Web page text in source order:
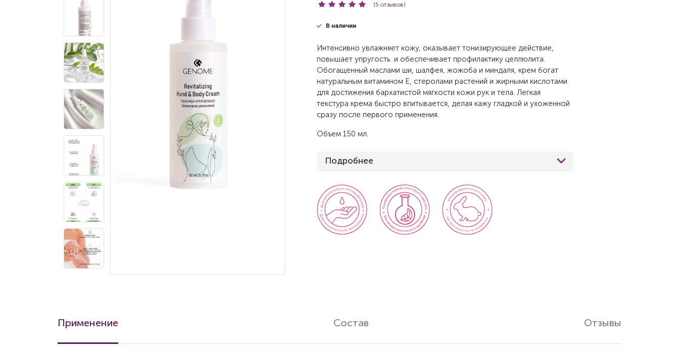
(5 отзывов)
В наличии
Интенсивно увлажняет кожу, оказывает тонизирующее действие,
повышает упругость и обеспечивает профилактику целлюлита.
Обогащенный маслами ши, шалфея, жожоба и миндаля, крем богат
натуральным витамином Е, стеролами растений и жирными кислотами
для достижения бархатистой мягкости кожи рук и тела. Легкая
текстура крема быстро впитывается, делая кажу гладкой и ухоженной
сразу после первого применения.
Объем 150 мл.
Подробнее
Применение Состав Отзывы